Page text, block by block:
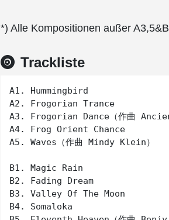
*) Alle Kompositionen außer
Trackliste
A1. Hummingbird
A2. Frogorian Trance
A3. Frogorian Dance（作曲
A4. Frog Orient Chance
A5. Waves（作曲 Mindy Klein）
B1. Magic Rain
B2. Fading Dream
B3. Valley Of The Moon
B4. Somaloka